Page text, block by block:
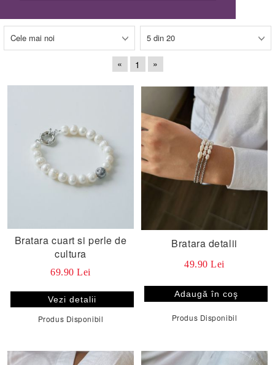
« 1 »
Bratara cuart si perle de
cultura
69.90 Lei
Vezi detalii
Produs Disponibil
Bratara detalii
49.90 Lei
Produs Disponibil